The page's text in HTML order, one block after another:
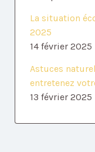
La situation
2025
14 février 2025
Astuces
entretenez
13 février 2025